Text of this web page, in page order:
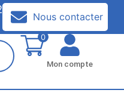
Nous contacter
0
Mon compte